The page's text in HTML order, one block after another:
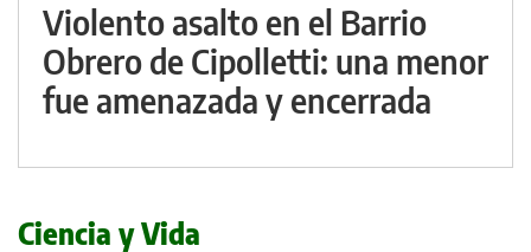
Violento asalto en el Barrio
Obrero de Cipolletti: una menor
fue amenazada y encerrada
Ciencia y Vida